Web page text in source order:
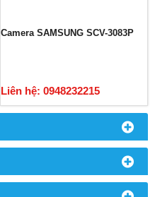
Camera SAMSUNG SCV-3083P
Liên hệ: 0948232215